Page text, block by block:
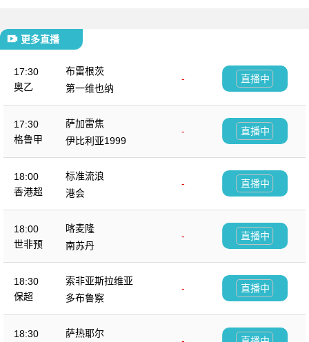
更多直播
17:30
奥乙
布雷根茨
-
第一维也纳
直播中
17:30
格鲁甲
萨加雷焦
-
伊比利亚1999
直播中
18:00
香港超
标准流浪
-
港会
直播中
18:00
世非预
喀麦隆
-
南苏丹
直播中
18:30
保超
索非亚斯拉维亚
-
多布鲁察
直播中
18:30
萨热耶尔